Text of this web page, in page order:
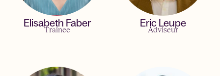
Elisabeth Faber
Trainee
Eric Leupe
Adviseur